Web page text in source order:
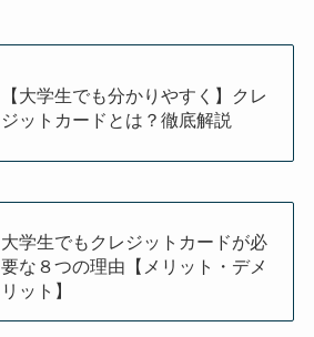
【大学生でも分かりやすく】クレ
ジットカードとは？徹底解説
大学生でもクレジットカードが必
要な８つの理由【メリット・デメ
リット】